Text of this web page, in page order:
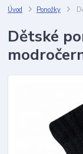
Úvod Ponožky
Dětské